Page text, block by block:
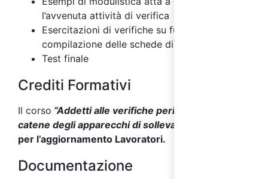
l’avvenuta attività di verifica
Esercitazioni di verifiche su funi e catene e
compilazione delle schede di registrazione
Test finale
Crediti Formativi
Il corso “Addetti alle verifiche periodiche di funi e
catene degli apparecchi di sollevamento
per l’aggiornamento Lavoratori.
Documentazione